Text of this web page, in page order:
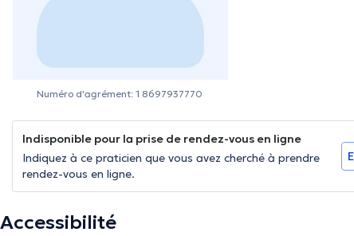
Numéro d'agrément: 1 8697937770
Indisponible pour la prise de rendez-vous en ligne
Indiquez à ce praticien que vous avez cherché à prendre
rendez-vous en ligne.
Accessibilité